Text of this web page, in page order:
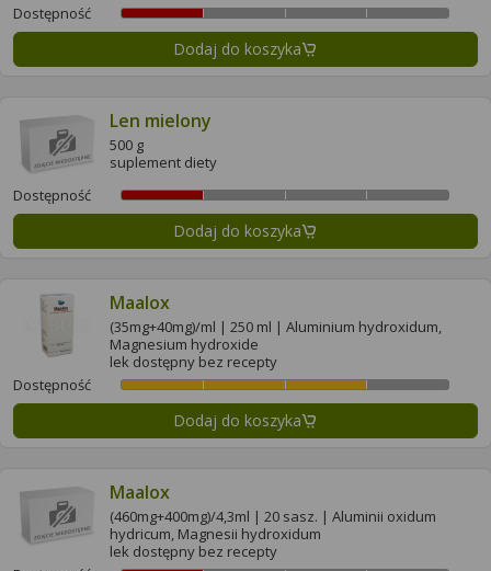
Dostępność
Dodaj do koszyka
Len mielony
500 g
suplement diety
Dostępność
Dodaj do koszyka
Maalox
(35mg+40mg)/ml | 250 ml | Aluminium hydroxidum,
Magnesium hydroxide
lek dostępny bez recepty
Dostępność
Dodaj do koszyka
Maalox
(460mg+400mg)/4,3ml | 20 sasz. | Aluminii oxidum
hydricum, Magnesii hydroxidum
lek dostępny bez recepty